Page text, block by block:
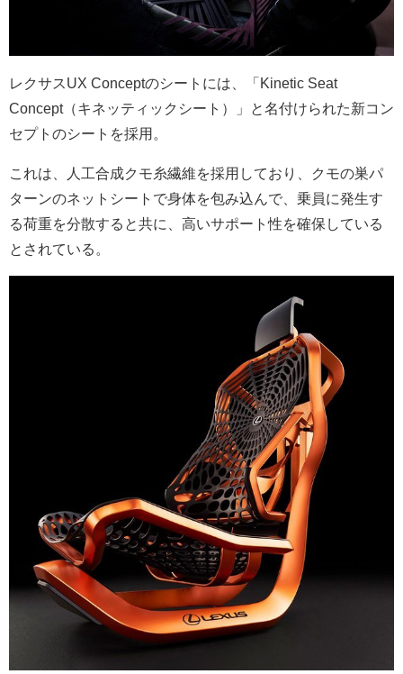
レクサスUX Conceptのシートには、「Kinetic Seat
Concept（キネッティックシート）」と名付けられた新コン
セプトのシートを採用。
これは、人工合成クモ糸繊維を採用しており、クモの巣パ
ターンのネットシートで身体を包み込んで、乗員に発生す
る荷重を分散すると共に、高いサポート性を確保している
とされている。